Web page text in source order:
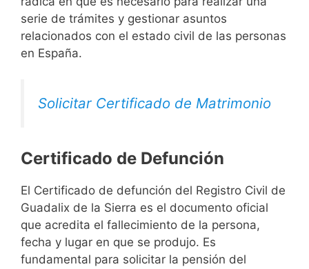
serie de trámites y gestionar asuntos
relacionados con el estado civil de las personas
en España.
Solicitar Certificado de Matrimonio
Certificado de Defunción
El Certificado de defunción del Registro Civil de
Guadalix de la Sierra es el documento oficial
que acredita el fallecimiento de la persona,
fecha y lugar en que se produjo. Es
fundamental para solicitar la pensión del